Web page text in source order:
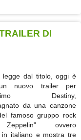
DI
legge dal titolo, oggi è
nuovo trailer per
Destiny,
da una canzone
famoso gruppo rock
ovvero
in italiano e mostra tre